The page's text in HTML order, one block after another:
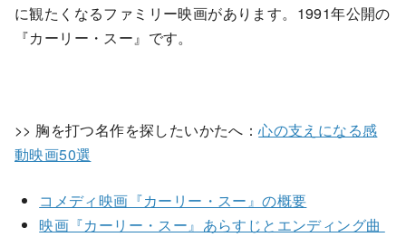
に観たくなるファミリー映画があります。1991年公開の
『カーリー・スー』です。
>> 胸を打つ名作を探したいかたへ：心の支えになる感
動映画50選
コメディ映画『カーリー・スー』の概要
映画『カーリー・スー』あらすじとエンディング曲